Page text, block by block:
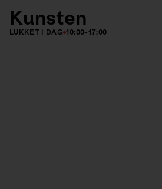
Kunsten
LUKKET I DAG 10:00-17:00